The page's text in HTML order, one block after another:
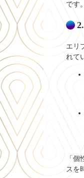
です。
エリ
れて
「個
スを